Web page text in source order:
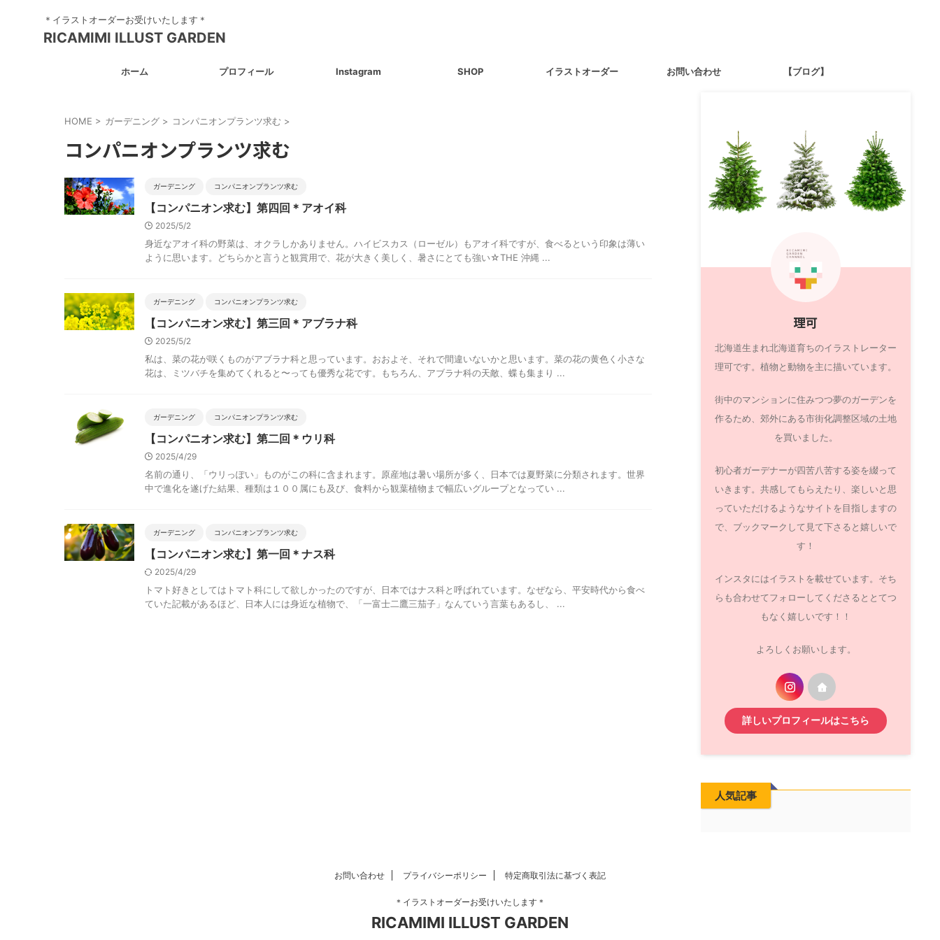
＊イラストオーダーお受けいたします＊
RICAMIMI ILLUST GARDEN
ホーム プロフィール Instagram SHOP イラストオーダー お問い合わせ 【ブログ】
HOME > ガーデニング > コンパニオンプランツ求む >
コンパニオンプランツ求む
ガーデニング コンパニオンプランツ求む
【コンパニオン求む】第四回＊アオイ科
2025/5/2
身近なアオイ科の野菜は、オクラしかありません。ハイビスカス（ローゼル）もアオイ科ですが、食べるという印象は薄い
ように思います。どちらかと言うと観賞用で、花が大きく美しく、暑さにとても強い☆THE 沖縄 ...
ガーデニング コンパニオンプランツ求む
【コンパニオン求む】第三回＊アブラナ科
2025/5/2
私は、菜の花が咲くものがアブラナ科と思っています。おおよそ、それで間違いないかと思います。菜の花の黄色く小さな
花は、ミツバチを集めてくれると〜っても優秀な花です。もちろん、アブラナ科の天敵、蝶も集まり ...
ガーデニング コンパニオンプランツ求む
【コンパニオン求む】第二回＊ウリ科
2025/4/29
名前の通り、「ウリっぽい」ものがこの科に含まれます。原産地は暑い場所が多く、日本では夏野菜に分類されます。世界
中で進化を遂げた結果、種類は１００属にも及び、食料から観葉植物まで幅広いグループとなってい ...
ガーデニング コンパニオンプランツ求む
【コンパニオン求む】第一回＊ナス科
2025/4/29
トマト好きとしてはトマト科にして欲しかったのですが、日本ではナス科と呼ばれています。なぜなら、平安時代から食べ
ていた記載があるほど、日本人には身近な植物で、「一富士二鷹三茄子」なんていう言葉もあるし、 ...
理可
北海道生まれ北海道育ちのイラストレーター
理可です。植物と動物を主に描いています。
街中のマンションに住みつつ夢のガーデンを
作るため、郊外にある市街化調整区域の土地
を買いました。
初心者ガーデナーが四苦八苦する姿を綴って
いきます。共感してもらえたり、楽しいと思
っていただけるようなサイトを目指しますの
で、ブックマークして見て下さると嬉しいで
す！
インスタにはイラストを載せています。そち
らも合わせてフォローしてくださるととてつ
もなく嬉しいです！！
よろしくお願いします。
詳しいプロフィールはこちら
人気記事
お問い合わせ プライバシーポリシー 特定商取引法に基づく表記
＊イラストオーダーお受けいたします＊
RICAMIMI ILLUST GARDEN